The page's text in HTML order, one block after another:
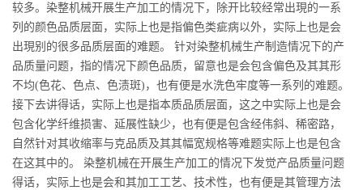
较多。染整机械开展生产加工的情况下，除开比较经常出現的一系
列的颜色品质层面，实际上也是指偏色类疵病以外，实际上也是会
出現别的很多品质层面的难题。 针对染整机械生产制造情况下的产
品质量问题，指的情况下颜色品质，留意也是会包含偏色及其其形
不均(色花、色点、色渍斑)，也有便是水洗色牢度等一系列的难题。
接下去讲得话，实际上也是指本质品质层面，这之中实际上也是会
包含化学纤维损害、延展性缺少，也有便是包含经伟斜、稀密路，
自然针对其收缩率与克品质及其其幅宽规格等难题实际上也是包含
在这其中的。 染整机械在开展生产加工的情况下发觉产品质量问题
得话，实际上也是会和其加工工艺、技术性，也有便是其管理方法